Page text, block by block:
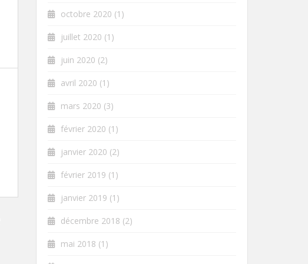
octobre 2020 (1)
juillet 2020 (1)
juin 2020 (2)
avril 2020 (1)
mars 2020 (3)
février 2020 (1)
janvier 2020 (2)
février 2019 (1)
janvier 2019 (1)
décembre 2018 (2)
mai 2018 (1)